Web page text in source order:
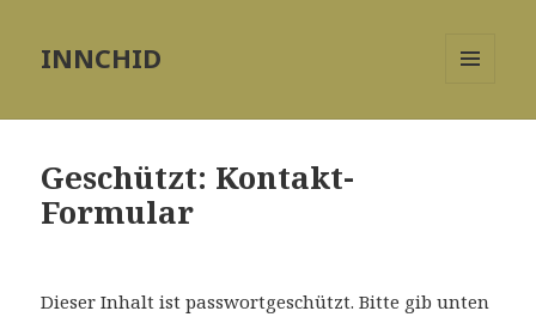
INNCHID
Geschützt: Kontakt-
Formular
Dieser Inhalt ist passwortgeschützt. Bitte gib unten